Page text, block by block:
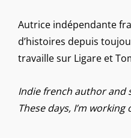
Autrice indépendante
d’histoires depuis
travaille sur Ligare et
Indie french author and
These days, I’m